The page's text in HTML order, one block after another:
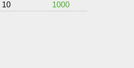
10 1000